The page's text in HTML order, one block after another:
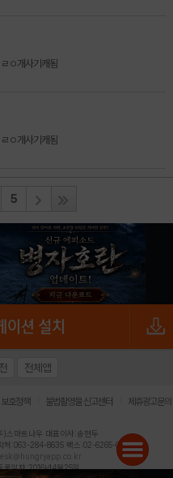
ㅇ개사기캐됨
ㅇ개사기캐됨
5
전체앱
호정책 불법촬영물 신고센터 제휴광고문의
)스마트나우 대표이사:송현두
처:063-284-8635 팩스:02-6265-0377
일자:2016년4월25일